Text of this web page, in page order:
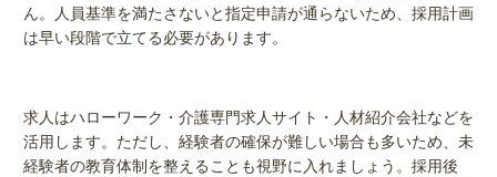
ん。人員基準を満たさないと指定申請が通らないため、採用計画
は早い段階で立てる必要があります。
求人はハローワーク・介護専門求人サイト・人材紹介会社などを
活用します。ただし、経験者の確保が難しい場合も多いため、未
経験者の教育体制を整えることも視野に入れましょう。採用後